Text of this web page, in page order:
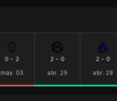
0 - 2
may. 03
2 - 0
abr. 29
2 - 0
abr. 28